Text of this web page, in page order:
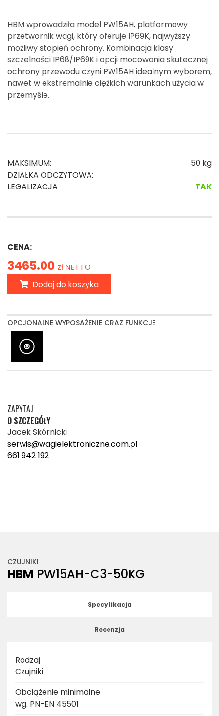
HBM wprowadziła model PW15AH, platformowy
przetwornik wagi, który oferuje IP69K, najwyższy
możliwy stopień ochrony. Kombinacja klasy
szczelności IP68/IP69K i opcji mocowania skutecznej
ochrony przewodu czyni PW15AH idealnym wyborem,
nawet w ekstremalnie ciężkich warunkach użycia w
przemyśle.
MAKSIMUM:
50 kg
DZIAŁKA ODCZYTOWA:
LEGALIZACJA
TAK
CENA:
3465.00 zł NETTO
Dodaj do koszyka
OPCJONALNE WYPOSAŻENIE ORAZ FUNKCJE
ZAPYTAJ
O SZCZEGÓŁY
Jacek Skórnicki
serwis@wagielektroniczne.com.pl
661 942 192
CZUJNIKI
HBM PW15AH-C3-50KG
Specyfikacja
Recenzja
Rodzaj
Czujniki
Obciążenie minimalne
wg. PN-EN 45501